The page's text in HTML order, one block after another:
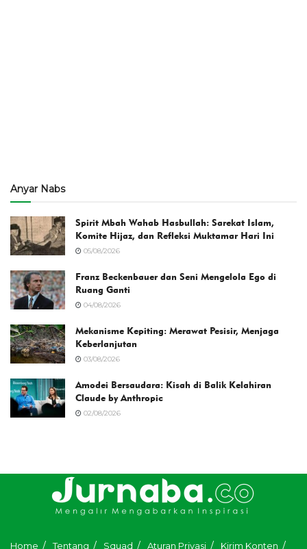
Anyar Nabs
Spirit Mbah Wahab Hasbullah: Sarekat Islam,
Komite Hijaz, dan Refleksi Muktamar Hari Ini
05/08/2026
Franz Beckenbauer dan Seni Mengelola Ego di
Ruang Ganti
04/08/2026
Mekanisme Kepiting: Merawat Pesisir, Menjaga
Keberlanjutan
03/08/2026
Amodei Bersaudara: Kisah di Balik Kelahiran
Claude by Anthropic
02/08/2026
Home Tentang Squad Aturan Privasi Kirim Konten